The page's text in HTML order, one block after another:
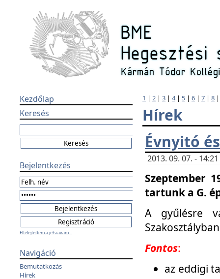
Kezdőlap
Keresés
Bejelentkezés
Elfelejtettem a jelszavam...
Navigáció
Bemutatkozás
Hírek
1 | 2 | 3 | 4| 5 | 6 | 7 | 8
Hírek
Évnyitó
2013. 09. 07. -
Szeptember
tartunk a G.
A gyűlésre
Fontos:
az eddigi